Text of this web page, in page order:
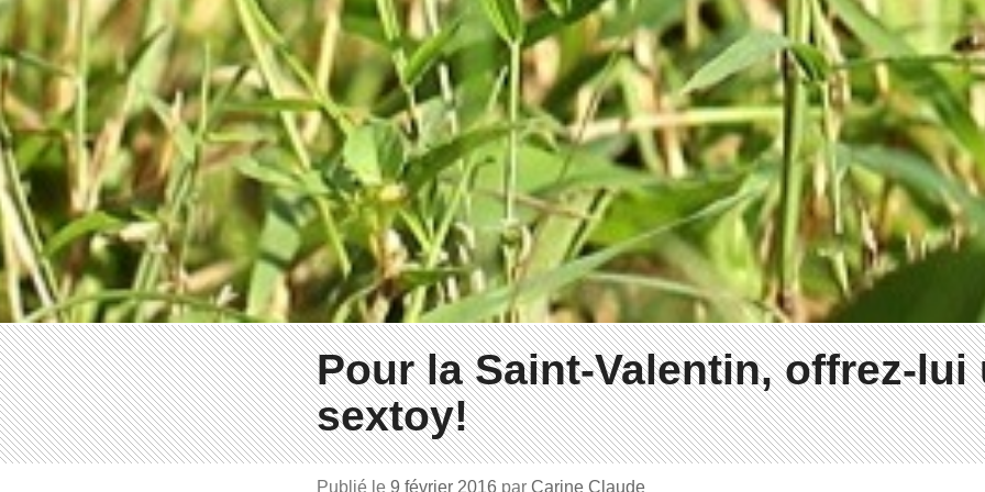
Pour la Saint-Valentin, offrez-lui
sextoy!
Publié le 9 février 2016 par Carine Claude